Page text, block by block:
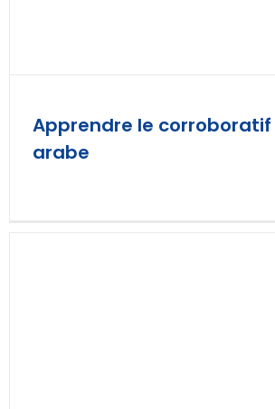
Apprendre le
arabe